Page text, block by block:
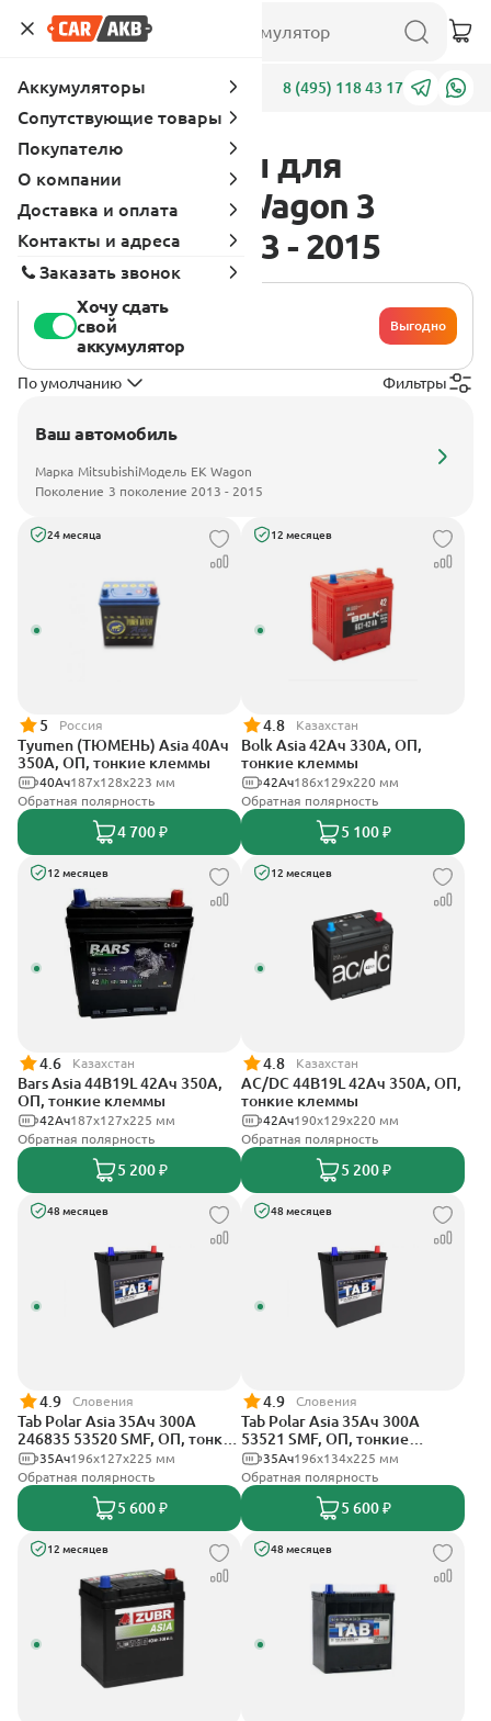
Адреса 8 (495) 118 43 17
Аккумуляторы для
Mitsubishi EK Wagon 3
поколение 2013 - 2015
Хочу сдать
свой
аккумулятор
Выгодно
По умолчанию Фильтры
Ваш автомобиль
Марка MitsubishiМодель EK Wagon
Поколение 3 поколение 2013 - 2015
24 месяца
5 Россия
Tyumen (ТЮМЕНЬ) Asia 40Ач
350А, ОП, тонкие клеммы
187х128х223 мм
40Ач
Обратная полярность
4 700 ₽
12 месяцев
4.8 Казахстан
Bolk Asia 42Ач 330А, ОП,
тонкие клеммы
186х129х220 мм
42Ач
Обратная полярность
5 100 ₽
12 месяцев
4.6 Казахстан
Bars Asia 44B19L 42Ач 350А,
ОП, тонкие клеммы
187x127x225 мм
42Ач
Обратная полярность
5 200 ₽
12 месяцев
4.8 Казахстан
AC/DC 44B19L 42Ач 350А, ОП,
тонкие клеммы
190x129x220 мм
42Ач
Обратная полярность
5 200 ₽
48 месяцев
4.9 Словения
Tab Polar Asia 35Ач 300А
246835 53520 SMF, ОП, тонкие
клеммы196x127x225 мм
35Ач
Обратная полярность
5 600 ₽
48 месяцев
4.9 Словения
Tab Polar Asia 35Ач 300А
53521 SMF, ОП, тонкие
клеммы196x134x225 мм
35Ач
Обратная полярность
5 600 ₽
12 месяцев 48 месяцев
Аккумуляторы
Сопутствующие товары
Покупателю
О компании
Доставка и оплата
Контакты и адреса
Заказать звонок